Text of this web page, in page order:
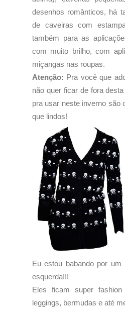
desenhos românticos, há
de caveiras com
também para as
com muito brilho, com
miçangas nas roupas.
Atenção: Pra você que
não quer ficar de fora
pra usar neste inverno são
que lindos!
Eu estou babando por um
esquerda!!!
Eles ficam super
leggings, bermudas e até